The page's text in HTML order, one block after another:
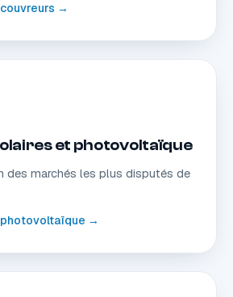
→
et photovoltaïque
des marchés les plus disputés de
→